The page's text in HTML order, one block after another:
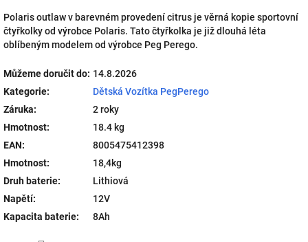
Polaris outlaw v barevném provedení citrus je věrná kopie sportovní
čtyřkolky od výrobce Polaris. Tato čtyřkolka je již dlouhá léta
oblíbeným modelem od výrobce Peg Perego.
Můžeme doručit do: 14.8.2026
Kategorie:
Dětská Vozítka PegPerego
Záruka:
2 roky
Hmotnost:
18.4 kg
EAN:
8005475412398
Hmotnost:
18,4kg
Druh baterie:
Lithiová
Napětí:
12V
Kapacita baterie: 8Ah